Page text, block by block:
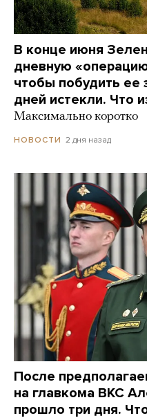
В конце июня
дневную
чтобы побудить ее
дней истекли. Что
Максимально коротко
НОВОСТИ 2 дня назад
После
на главкома ВКС
прошло три дня.